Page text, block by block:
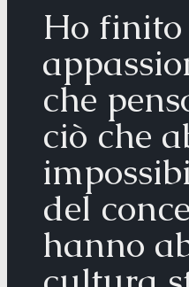
Ho finito
che
ciò che
del
hanno